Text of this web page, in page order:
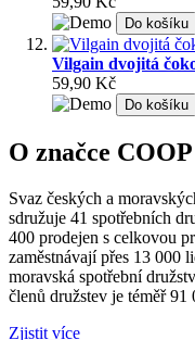
Do košíku
Vilgain dvojitá
59,90 Kč
Do košíku
O značce COOP
Svaz českých a
sdružuje 41 spotřebních
400 prodejen s celkovou
zaměstnávají přes 13 000
moravská spotřební
členů družstev je téměř 91
Zjistit více